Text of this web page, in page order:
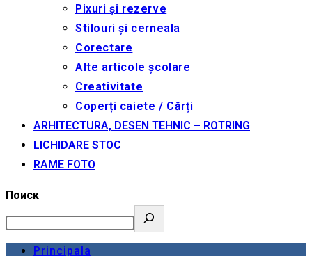
Pixuri și rezerve
Stilouri și cerneala
Corectare
Alte articole școlare
Creativitate
Coperți caiete / Cărți
ARHITECTURA, DESEN TEHNIC – ROTRING
LICHIDARE STOC
RAME FOTO
Поиск
Principala